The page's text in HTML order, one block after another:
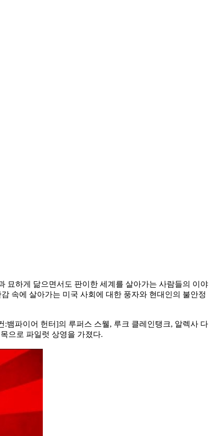
묘하게 닮으면서도 판이한 세계를 살아가는 사람들의 이야
속에 살아가는 미국 사회에 대한 풍자와 현대인의 불안정
뱀파이어 헌터]의 루퍼스 스웰, 루크 클레인탱크, 알렉사 다
으로 파일럿 상영을 가졌다.